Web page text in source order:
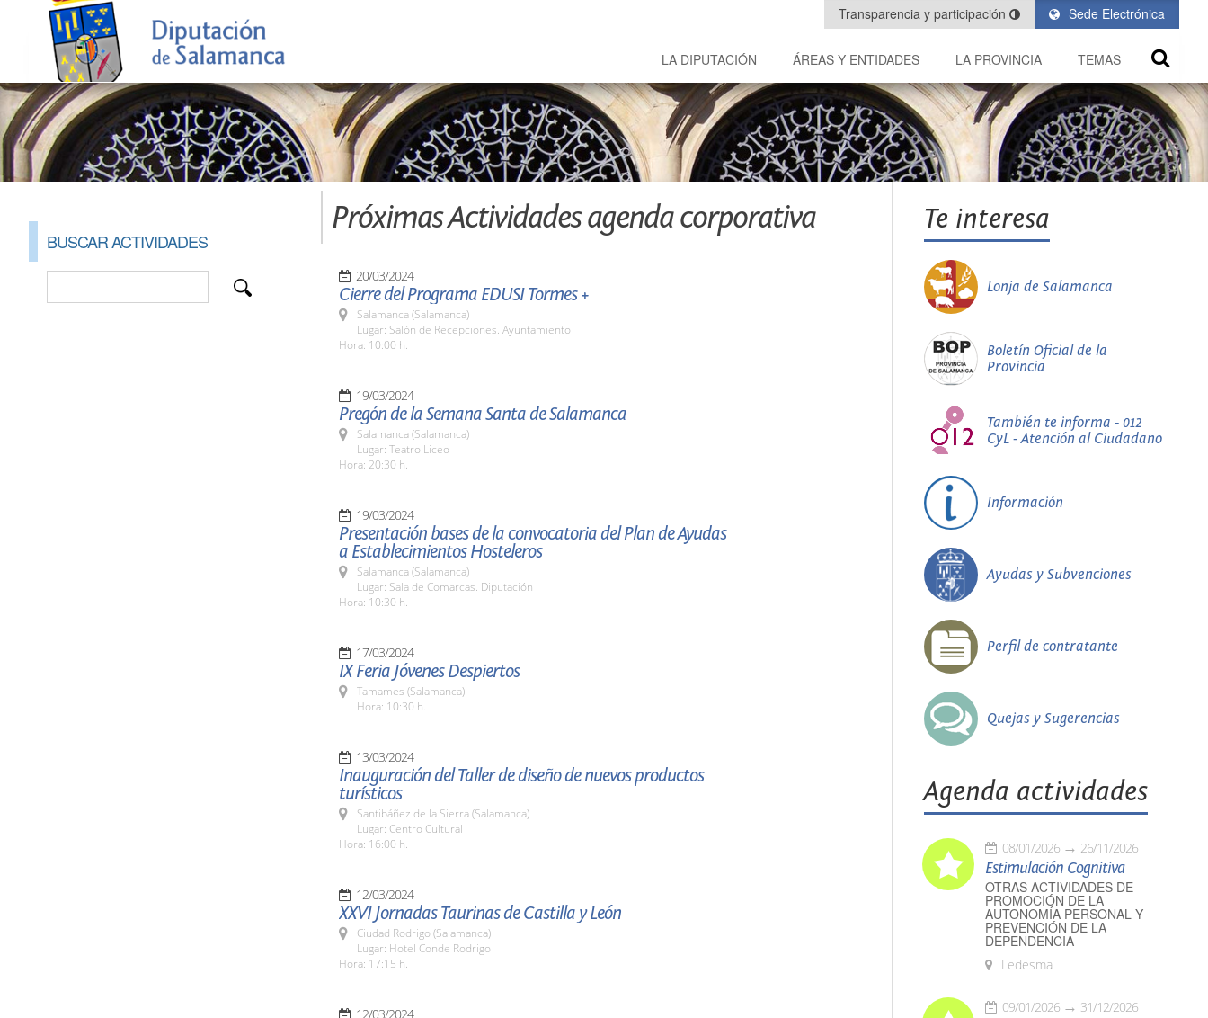
Sede Electrónica
Transparencia y participación
LA DIPUTACIÓN ÁREAS Y ENTIDADES LA PROVINCIA TEMAS
BUSCAR ACTIVIDADES
Próximas Actividades agenda corporativa
20/03/2024
Cierre del Programa EDUSI Tormes +
Salamanca (Salamanca)
Lugar: Salón de Recepciones. Ayuntamiento
Hora: 10:00 h.
19/03/2024
Pregón de la Semana Santa de Salamanca
Salamanca (Salamanca)
Lugar: Teatro Liceo
Hora: 20:30 h.
19/03/2024
Presentación bases de la convocatoria del Plan de Ayudas
a Establecimientos Hosteleros
Salamanca (Salamanca)
Lugar: Sala de Comarcas. Diputación
Hora: 10:30 h.
17/03/2024
IX Feria Jóvenes Despiertos
Tamames (Salamanca)
Hora: 10:30 h.
13/03/2024
Inauguración del Taller de diseño de nuevos productos
turísticos
Santibáñez de la Sierra (Salamanca)
Lugar: Centro Cultural
Hora: 16:00 h.
12/03/2024
XXVI Jornadas Taurinas de Castilla y León
Ciudad Rodrigo (Salamanca)
Lugar: Hotel Conde Rodrigo
Hora: 17:15 h.
12/03/2024
Te interesa
Lonja de Salamanca
Boletín Oficial de la
Provincia
También te informa - 012
CyL - Atención al Ciudadano
Información
Ayudas y Subvenciones
Perfil de contratante
Quejas y Sugerencias
Agenda actividades
08/01/2026 26/11/2026
Estimulación Cognitiva
OTRAS ACTIVIDADES DE
PROMOCIÓN DE LA
AUTONOMÍA PERSONAL Y
PREVENCIÓN DE LA
DEPENDENCIA
Ledesma
09/01/2026 31/12/2026